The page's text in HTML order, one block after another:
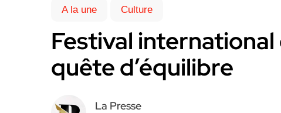
A la une Culture
Festival
quête d’équilibre
La Presse